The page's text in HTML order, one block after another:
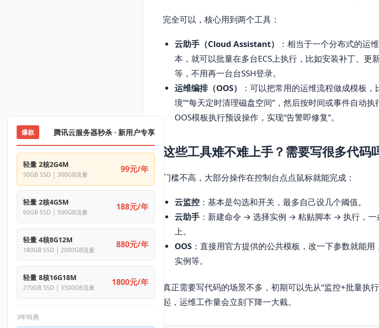
完全可以，核心用到两个工具：
云助手（Cloud Assistant）
：相当于一个分布式的运
本，就可以批量在多台ECS上执行，比如安装补丁、更
等，不用再一台台SSH登录。
运维编排（OOS）
：可以把常用的运维流程做成模板
境”“每天定时清理磁盘空间”，然后按时间或事件自动
OOS模板执行预设操作，实现“告警即修复”。
这些工具难不难上手？需要写很多代码
门槛不高，大部分操作在控制台点点鼠标就能完成：
云监控 ：基本是勾选和开关，最多自己设几个阈值。
云助手 ：新建命令 → 选择实例 → 粘贴脚本 → 执行，
上。
OOS ：直接用官方提供的公共模板，改一下参数就能
实例等。
真正需要写代码的场景不多，初期可以先从“监控+批量执
起，运维工作量会立刻下降一大截。
爆款 腾讯云服务器秒杀 · 新用户专享
轻量 2核2G4M
50GB SSD | 300GB流量
99元/年
轻量 2核4G5M
60GB SSD | 500GB流量
188元/年
轻量 4核8G12M
180GB SSD | 2000GB流量
880元/年
轻量 8核16G18M
270GB SSD | 3500GB流量
1800元/年
3年特惠